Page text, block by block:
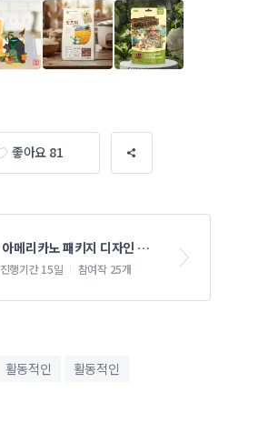
좋아요 81
아메리카노 패키지 디자인 의
뢰
진행기간 15일 참여작 25개
활동적인 활동적인